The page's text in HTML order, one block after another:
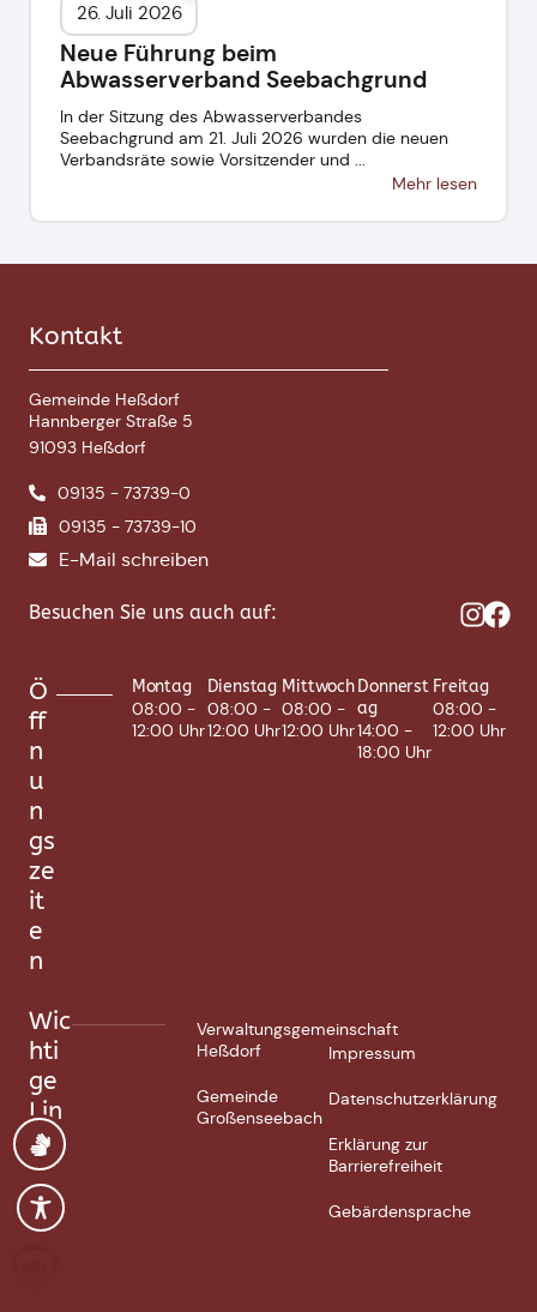
26. Juli 2026
Neue Führung beim
Abwasserverband Seebachgrund
In der Sitzung des Abwasserverbandes
Seebachgrund am 21. Juli 2026 wurden die neuen
Verbandsräte sowie Vorsitzender und ...
Mehr lesen
Kontakt
Gemeinde Heßdorf
Hannberger Straße 5
91093 Heßdorf
09135 - 73739-0
09135 - 73739-10
E-Mail schreiben
Besuchen Sie uns auch auf:
Ö
ff
n
u
n
gs
ze
it
e
n
Montag
08:00 -
12:00 Uhr
Dienstag
08:00 -
12:00 Uhr
Mittwoch
08:00 -
12:00 Uhr
Donnerst
ag
14:00 -
18:00 Uhr
Freitag
08:00 -
12:00 Uhr
Wic
hti
ge
Lin
ks
Verwaltungsgemeinschaft
Heßdorf
Gemeinde
Großenseebach
Impressum
Datenschutzerklärung
Erklärung zur
Barrierefreiheit
Gebärdensprache